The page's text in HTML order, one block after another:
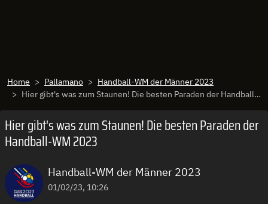
Home Pallamano
Handball-WM der Männer 2023
Hier gibt's was zum Staunen! Die besten Paraden der Handball-WM 2023
Hier gibt's was zum Staunen! Die besten Paraden der
Handball-WM 2023
Handball-WM der Männer 2023
01/02/23, 10:26